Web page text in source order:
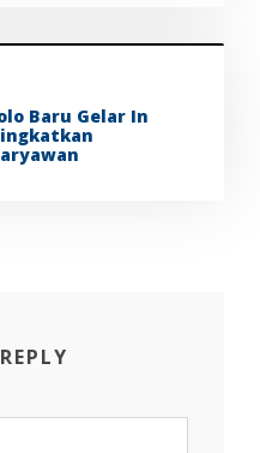
Baru Gelar In